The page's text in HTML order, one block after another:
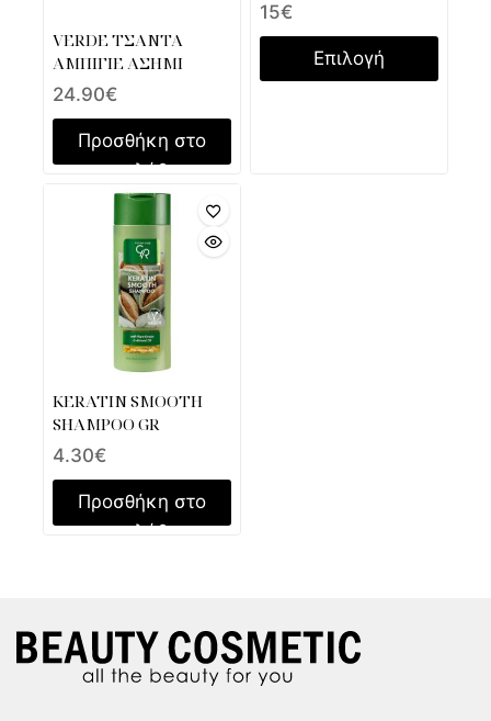
VERDE ΤΣΑΝΤΑ
ΑΜΠΙΓΙΕ ΑΣΗΜΙ
24.90€
Προσθήκη στο
καλάθι
15€
Επιλογή
KERATIN SMOOTH
SHAMPOO GR
4.30€
Προσθήκη στο
καλάθι